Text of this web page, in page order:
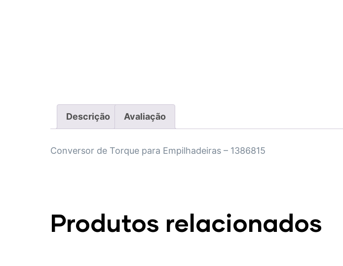
Descrição Avaliação
Conversor de Torque para Empilhadeiras – 1386815
Produtos relacionados